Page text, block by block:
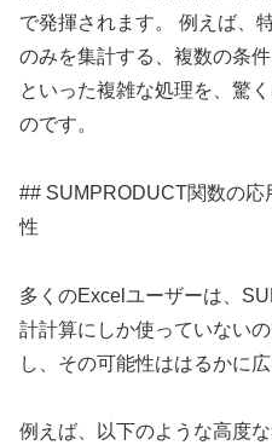
で発揮されます。 例えば、
のみを集計する、複数の条
といった複雑な処理を、驚
のです。
## SUMPRODUCT関数の
性
多くのExcelユーザーは、
計計算にしか使っていない
し、その可能性ははるかに広
例えば、以下のような高度